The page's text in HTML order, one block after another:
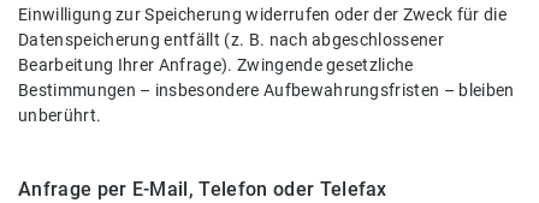
Einwilligung zur Speicherung widerrufen oder der Zweck für die
Datenspeicherung entfällt (z. B. nach abgeschlossener
Bearbeitung Ihrer Anfrage). Zwingende gesetzliche
Bestimmungen – insbesondere Aufbewahrungsfristen – bleiben
unberührt.
Anfrage per E-Mail, Telefon oder Telefax